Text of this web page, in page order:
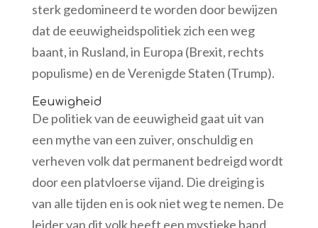
sterk gedomineerd te worden door bewijzen
dat de eeuwigheidspolitiek zich een weg
baant, in Rusland, in Europa (Brexit, rechts
populisme) en de Verenigde Staten (Trump).
Eeuwigheid
De politiek van de eeuwigheid gaat uit van
een mythe van een zuiver, onschuldig en
verheven volk dat permanent bedreigd wordt
door een platvloerse vijand. Die dreiging is
van alle tijden en is ook niet weg te nemen. De
leider van dit volk heeft een mystieke band